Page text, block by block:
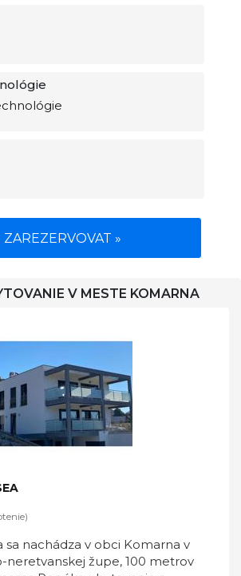
ZAREZERVOVAT »
V MESTE KOMARNA
sa nachádza v obci Komarna v
neretvanskej župe, 100 metrov